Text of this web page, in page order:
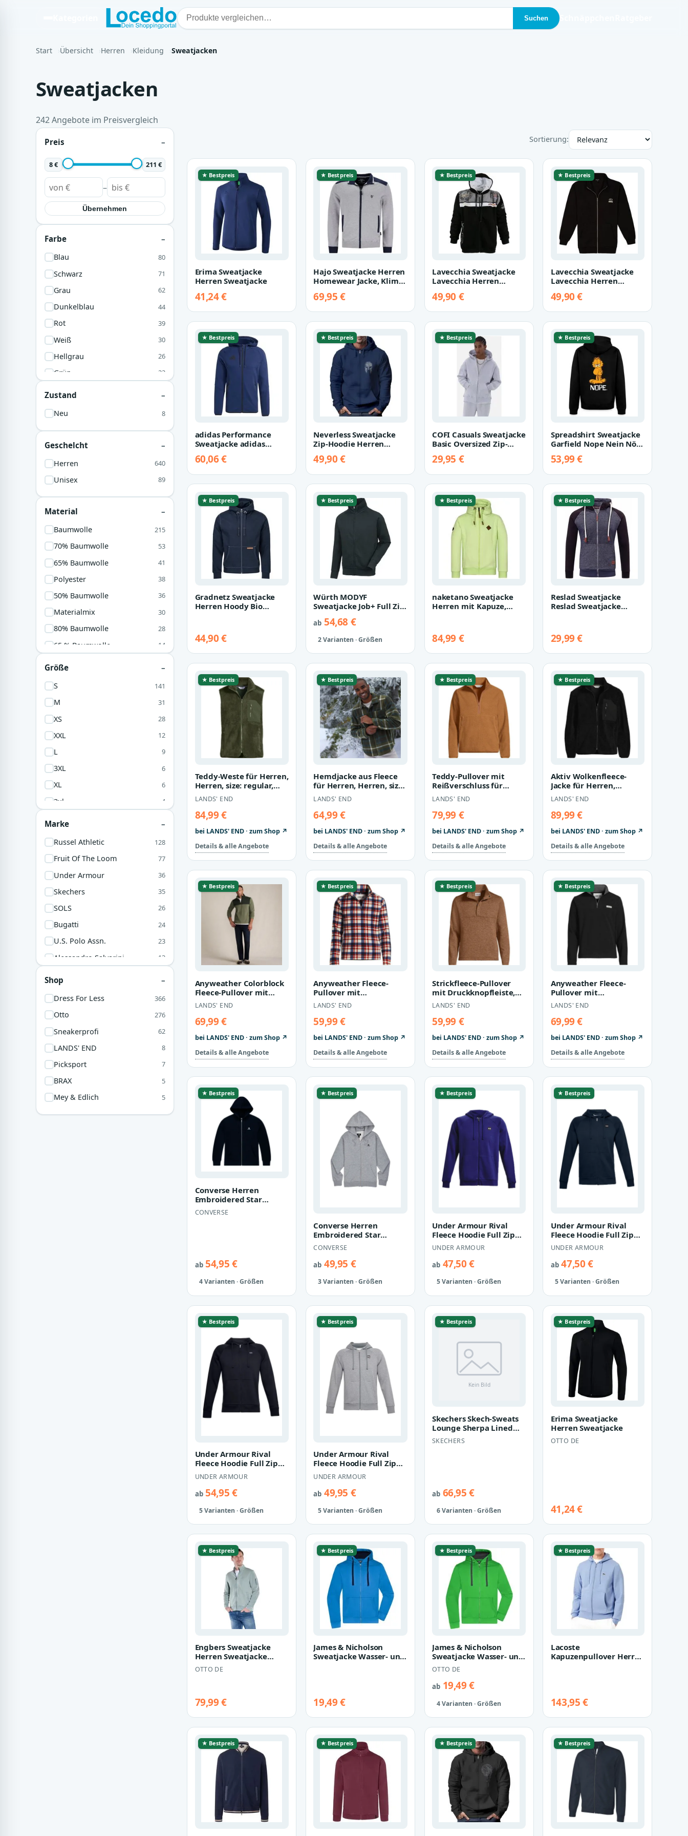
Suchen
Start Übersicht Herren Kleidung Sweatjacken
Sweatjacken
242 Angebote im Preisvergleich
Preis
8 € 211 €
–
Übernehmen
Farbe
Blau 80
Schwarz 71
Grau 62
Dunkelblau 44
Rot 39
Weiß 30
Hellgrau 26
Grün 22
Zustand
Neu 8
Geschelcht
Herren 640
Unisex 89
Material
Baumwolle 215
70% Baumwolle 53
65% Baumwolle 41
Polyester 38
50% Baumwolle 36
Materialmix 30
80% Baumwolle 28
65 % Baumwolle 14
100% Polyester 2
Jersey 2
68% Baumwolle 1
Größe
S 141
M 31
XS 28
XXL 12
L 9
3XL 6
XL 6
3xl 4
Marke
Russel Athletic 128
Fruit Of The Loom 77
Under Armour 36
Skechers 35
SOLS 26
Bugatti 24
U.S. Polo Assn. 23
Alessandro Salvarini 13
Shop
Dress For Less 366
Otto 276
Sneakerprofi 62
LANDS' END 8
Picksport 7
BRAX 5
Mey & Edlich 5
Sortierung:
★ Bestpreis
Erima Sweatjacke
Herren Sweatjacke
41,24 €
★ Bestpreis
Hajo Sweatjacke Herren
Homewear Jacke, Klima-
69,95 €
★ Bestpreis
Lavecchia Sweatjacke
Lavecchia Herren
(Black,…
49,90 €
★ Bestpreis
Lavecchia Sweatjacke
Lavecchia Herren
(Schwarz…
49,90 €
★ Bestpreis
adidas Performance
Sweatjacke adidas
Tiro Travel S…
60,06 €
★ Bestpreis
Neverless Sweatjacke
Zip-Hoodie Herren
Kapuze Print…
49,90 €
★ Bestpreis
COFI Casuals Sweatjacke
Basic Oversized Zip-
Herren & D…
29,95 €
★ Bestpreis
Spreadshirt Sweatjacke
Garfield Nope Nein Nö
Kapuzenj…
53,99 €
★ Bestpreis
Gradnetz Sweatjacke
Herren Hoody Bio
44,90 €
★ Bestpreis
Würth MODYF
Sweatjacke Job+ Full Zip
Freizeit Klass…
ab 54,68 €
2 Varianten · Größen
★ Bestpreis
naketano Sweatjacke
Herren mit Kapuze,
84,99 €
★ Bestpreis
Reslad Sweatjacke
Reslad Sweatjacke
29,99 €
★ Bestpreis
Teddy-Weste für Herren,
Herren, size: regular,
Grün, Polyester, by Lan…
LANDS' END
84,99 €
bei LANDS' END · zum Shop ↗
Details & alle Angebote
★ Bestpreis
Hemdjacke aus Fleece
für Herren, Herren, size:
regular, Braun, Polyest…
LANDS' END
64,99 €
bei LANDS' END · zum Shop ↗
Details & alle Angebote
★ Bestpreis
Teddy-Pullover mit
Reißverschluss für
Herren, Herren, size:
regular, B…
LANDS' END
79,99 €
bei LANDS' END · zum Shop ↗
Details & alle Angebote
★ Bestpreis
Aktiv Wolkenfleece-
Jacke für Herren,
Herren, size: regular,
Schwarz, B…
LANDS' END
89,99 €
bei LANDS' END · zum Shop ↗
Details & alle Angebote
★ Bestpreis
Anyweather Colorblock
Fleece-Pullover mit
Reißverschluss für
Herren, H…
LANDS' END
69,99 €
bei LANDS' END · zum Shop ↗
Details & alle Angebote
★ Bestpreis
Anyweather Fleece-
Pullover mit
Reißverschluss
Gemustert für Herren,
He…
LANDS' END
59,99 €
bei LANDS' END · zum Shop ↗
Details & alle Angebote
★ Bestpreis
Strickfleece-Pullover
mit Druckknopfleiste,
Herren, size: regular,
Bla…
LANDS' END
59,99 €
bei LANDS' END · zum Shop ↗
Details & alle Angebote
★ Bestpreis
Anyweather Fleece-
Pullover mit
Reißverschluss in Tall-
Größe, Herren, s…
LANDS' END
69,99 €
bei LANDS' END · zum Shop ↗
Details & alle Angebote
★ Bestpreis
Converse Herren
Embroidered Star
Chevron Hoodie
Sweatjacke 10019922
CONVERSE
ab54,95 €
4 Varianten · Größen
★ Bestpreis
Converse Herren
Embroidered Star
Chevron Hoodie
Sweatjacke 10019922
gr…
CONVERSE
ab 49,95 €
3 Varianten · Größen
★ Bestpreis
Under Armour Rival
Fleece Hoodie Full Zip
Herren Sweatjacke
1357111 bl…
UNDER ARMOUR
ab47,50 €
5 Varianten · Größen
★ Bestpreis
Under Armour Rival
Fleece Hoodie Full Zip
Herren Sweatjacke
1357111 na…
UNDER ARMOUR
ab47,50 €
5 Varianten · Größen
★ Bestpreis
Under Armour Rival
Fleece Hoodie Full Zip
Herren Sweatjacke
1357111 sc…
UNDER ARMOUR
ab54,95 €
5 Varianten · Größen
★ Bestpreis
Under Armour Rival
Fleece Hoodie Full Zip
Herren Sweatjacke
1357111 01…
UNDER ARMOUR
ab 49,95 €
5 Varianten · Größen
★ Bestpreis
Skechers Skech-Sweats
Lounge Sherpa Lined
Full Zip Hoodie
Sweatjacke H…
SKECHERS
ab66,95 €
6 Varianten · Größen
★ Bestpreis
Erima Sweatjacke
Herren Sweatjacke
OTTO DE
41,24 €
★ Bestpreis
Engbers Sweatjacke
Herren Sweatjacke
Stehbund, Mittelblau
OTTO DE
79,99 €
★ Bestpreis
James & Nicholson
Sweatjacke Wasser- und
19,49 €
★ Bestpreis
James & Nicholson
Sweatjacke Wasser- und
schmutzabweisende
Herren Kapu…
OTTO DE
ab19,49 €
4 Varianten · Größen
★ Bestpreis
Lacoste
Kapuzenpullover Herren
143,95 €
★ Bestpreis ★ Bestpreis ★ Bestpreis ★ Bestpreis